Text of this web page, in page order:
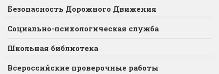
Безопасность Дорожного Движения
Социально-психологическая служба
Школьная библиотека
Всероссийские проверочные работы